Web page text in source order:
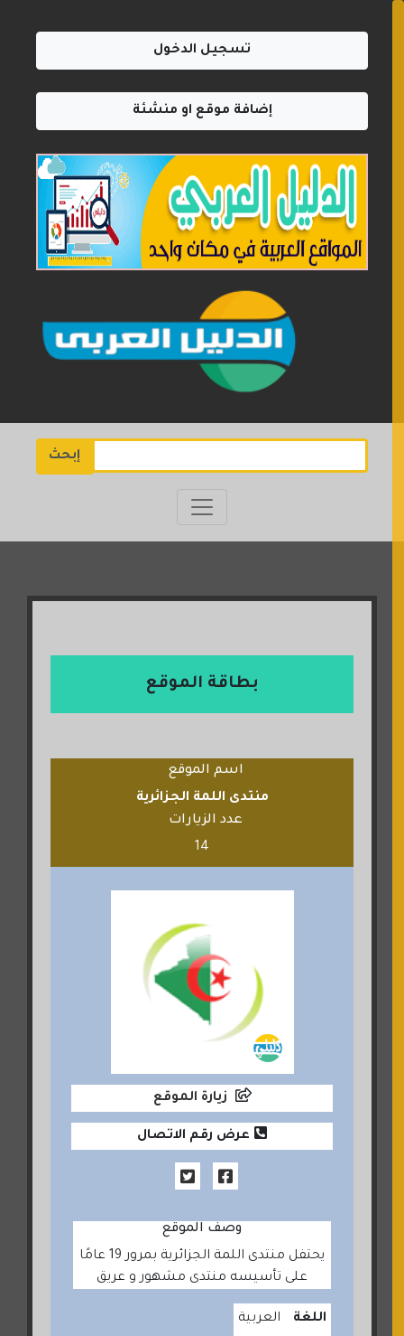
تسجيل الدخول
إضافة موقع او منشئة
إبحث
بطاقة الموقع
اسم الموقع
منتدى اللمة الجزائرية
عدد الزيارات
14
زيارة الموقع
عرض رقم الاتصال
وصف الموقع
يحتفل منتدى اللمة الجزائرية بمرور 19 عامًا
على تأسيسه منتدى مشهور و عريق
اللغة العربية